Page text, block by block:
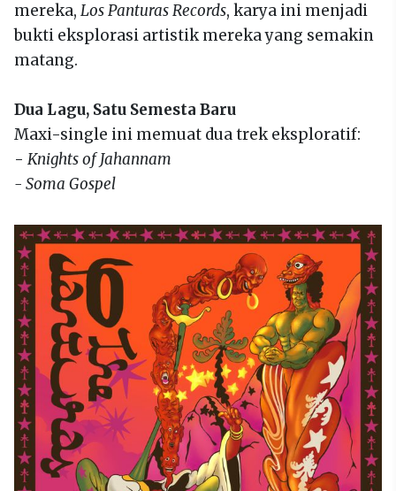
mereka, Los Panturas Records, karya ini menjadi
bukti eksplorasi artistik mereka yang semakin
matang.
Dua Lagu, Satu Semesta Baru
Maxi-single ini memuat dua trek eksploratif:
- Knights of Jahannam
- Soma Gospel